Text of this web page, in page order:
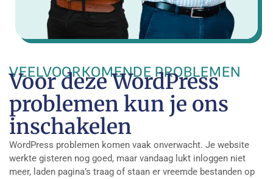
VEELVOORKOMENDE PROBLEMEN
Voor deze WordPress
problemen kun je ons
inschakelen
WordPress problemen komen vaak onverwacht. Je website
werkte gisteren nog goed, maar vandaag lukt inloggen niet
meer, laden pagina’s traag of staan er vreemde bestanden op